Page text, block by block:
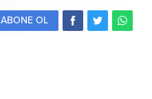
ABONE OL